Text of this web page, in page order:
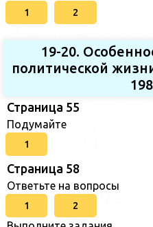
1 2
19-20.
политической
Страница 55
Подумайте
1
Страница 58
Ответьте на вопросы
1 2